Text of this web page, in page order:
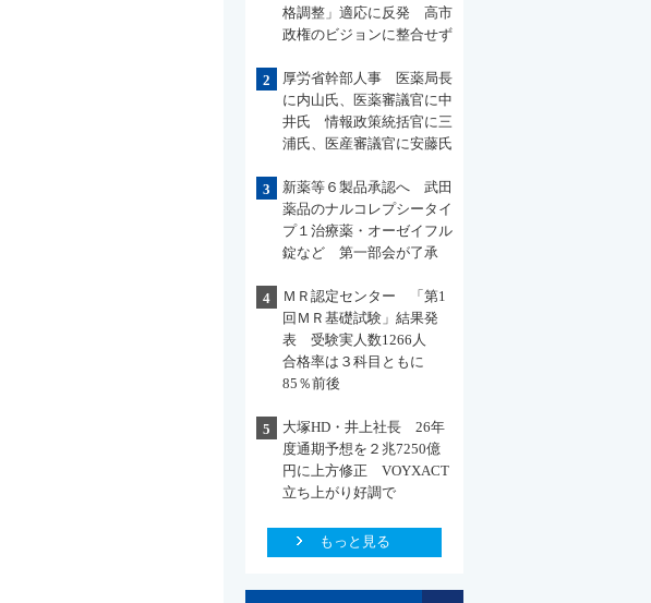
格調整」適応に反発 高市
政権のビジョンに整合せず
2
厚労省幹部人事 医薬局長
に内山氏、医薬審議官に中
井氏 情報政策統括官に三
浦氏、医産審議官に安藤氏
3
新薬等６製品承認へ 武田
薬品のナルコレプシータイ
プ１治療薬・オーゼイフル
錠など 第一部会が了承
4
ＭＲ認定センター 「第1
回ＭＲ基礎試験」結果発
表 受験実人数1266人
合格率は３科目ともに
85％前後
5
大塚HD・井上社長 26年
度通期予想を２兆7250億
円に上方修正 VOYXACT
立ち上がり好調で
もっと見る